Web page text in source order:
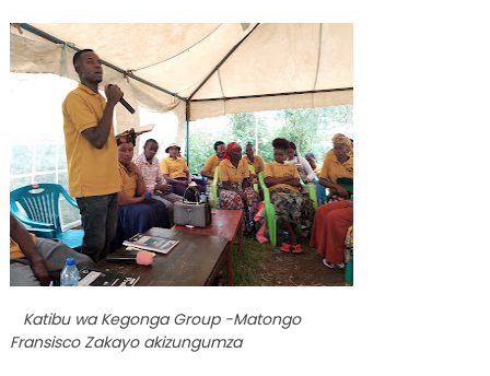
Katibu wa Kegonga Group -Matongo
Fransisco Zakayo akizungumza